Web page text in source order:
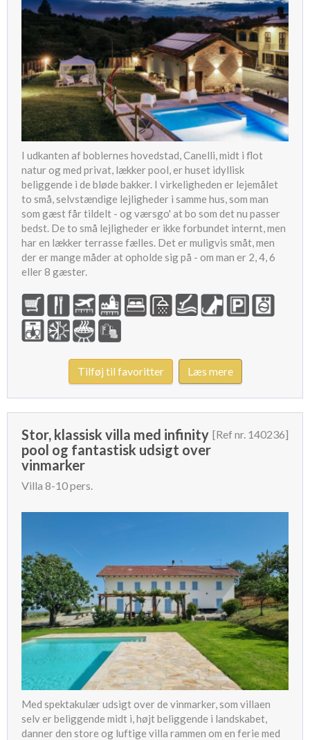
I udkanten af boblernes hovedstad, Canelli, midt i flot
natur og med privat, lækker pool, er huset idyllisk
beliggende i de bløde bakker. I virkeligheden er lejemålet
to små, selvstændige lejligheder i samme hus, som man
som gæst får tildelt - og værsgo' at bo som det nu passer
bedst. De to små lejligheder er ikke forbundet internt, men
har en lækker terrasse fælles. Det er muligvis småt, men
der er mange måder at opholde sig på - om man er 2, 4, 6
eller 8 gæster.
Tilføj til favoritter Læs mere
Stor, klassisk villa med infinity
pool og fantastisk udsigt over
vinmarker
Villa 8-10 pers.
[Ref nr. 140236]
Med spektakulær udsigt over de vinmarker, som villaen
selv er beliggende midt i, højt beliggende i landskabet,
danner den store og luftige villa rammen om en ferie med